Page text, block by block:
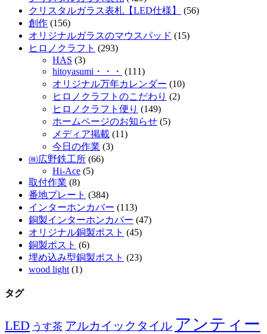
クリスタルガラス表札【LED仕様】
(56)
創作 (156)
オリジナルガラスのマウスパッド (15)
ヒロノクラフト (293)
HAS (3)
hitoyasumi・・・ (111)
オリジナル万年カレンダー (10)
ヒロノクラフトのこだわり (2)
ヒロノクラフト便り (149)
ホームページのお知らせ (5)
メディア掲載 (11)
今日の作業 (3)
㈱広野鉄工所 (66)
Hi-Ace (5)
取付作業 (8)
番地プレート (384)
インターホンカバー (113)
銅製インターホンカバー (47)
オリジナル銅製ポスト (45)
銅製ポスト (6)
埋め込み型銅製ポスト (23)
wood light (1)
タグ
LED うす茶 アルカイックタイル アンティー